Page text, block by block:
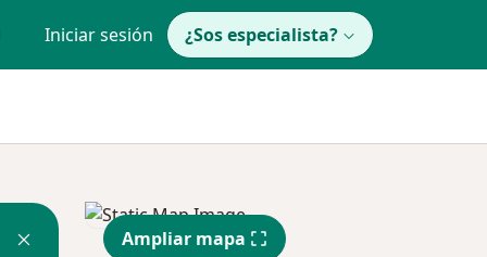
Iniciar sesión ¿Sos especialista?
Ampliar mapa